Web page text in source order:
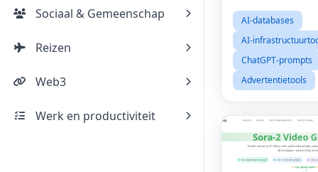
Sociaal & Gemeenschap
Reizen
Web3
Werk en productiviteit
AI-databases
AI-
ChatGPT-prompts
Advertentietools